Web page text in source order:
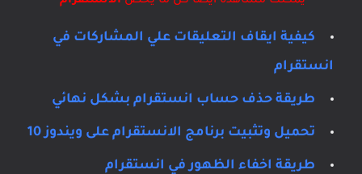
كيفية ايقاف التعليقات علي المشاركات في
انستقرام
طريقة حذف حساب انستقرام بشكل نهائي
تحميل وتثبيت برنامج الانستقرام على ويندوز 10
طريقة اخفاء الظهور في انستقرام